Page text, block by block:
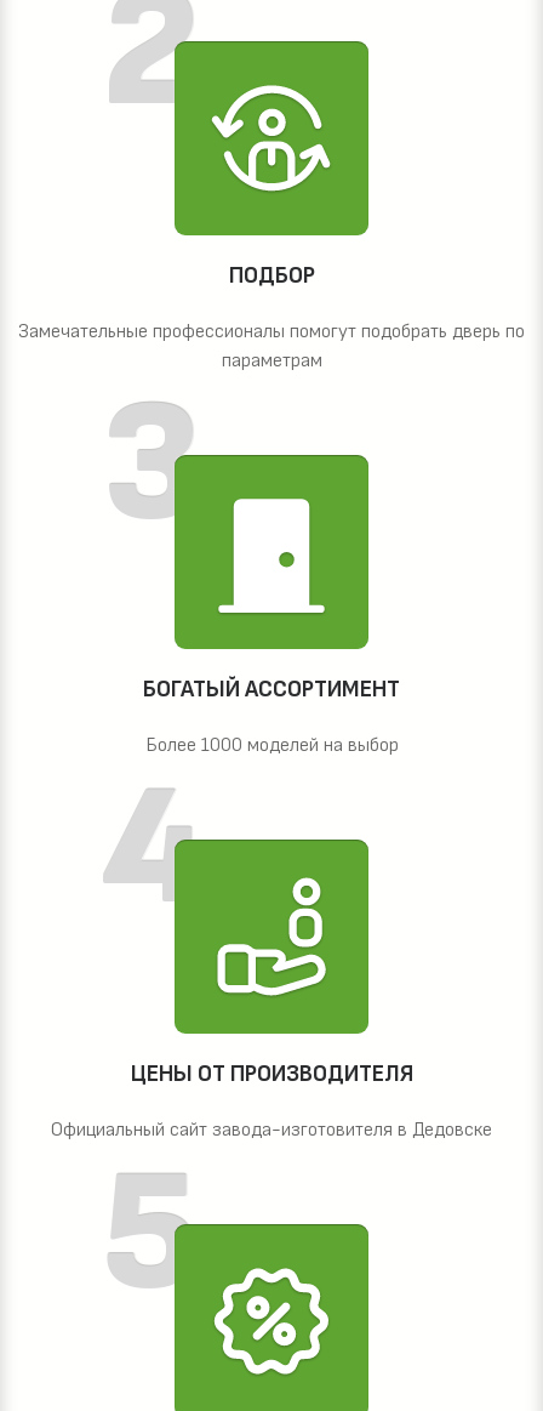
ПОДБОР
Замечательные профессионалы помогут подобрать дверь по
параметрам
БОГАТЫЙ АССОРТИМЕНТ
Более 1000 моделей на выбор
ЦЕНЫ ОТ ПРОИЗВОДИТЕЛЯ
Официальный сайт завода-изготовителя в Дедовске